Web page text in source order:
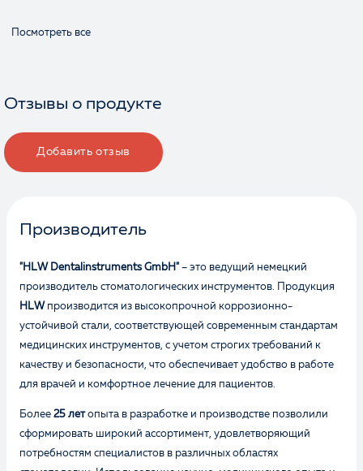
Посмотреть все
Отзывы о продукте
Добавить отзыв
Производитель
"HLW Dentalinstruments GmbH" – это ведущий немецкий
производитель стоматологических инструментов. Продукция
HLW производится из высокопрочной коррозионно-
устойчивой стали, соответствующей современным стандартам
медицинских инструментов, с учетом строгих требований к
качеству и безопасности, что обеспечивает удобство в работе
для врачей и комфортное лечение для пациентов.
Более 25 летопыта в разработке и производстве позволили
сформировать широкий ассортимент, удовлетворяющий
потребностям специалистов в различных областях